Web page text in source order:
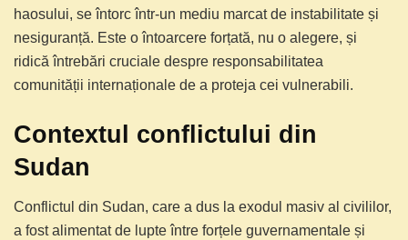
haosului, se întorc într-un mediu marcat de instabilitate și
nesiguranță. Este o întoarcere forțată, nu o alegere, și
ridică întrebări cruciale despre responsabilitatea
comunității internaționale de a proteja cei vulnerabili.
Contextul conflictului din
Sudan
Conflictul din Sudan, care a dus la exodul masiv al civililor,
a fost alimentat de lupte între forțele guvernamentale și